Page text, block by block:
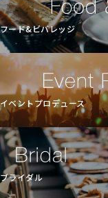
フード&ビバレッジ
イベントプロデュース
ブライダル